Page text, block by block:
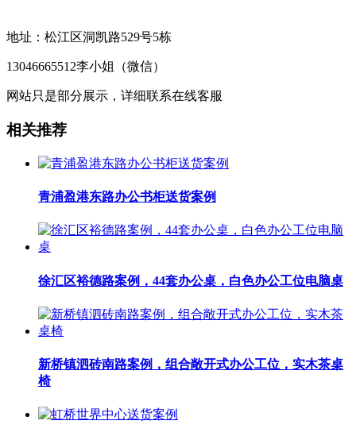
地址：松江区洞凯路529号5栋
13046665512李小姐（微信）
网站只是部分展示，详细联系在线客服
相关推荐
青浦盈港东路办公书柜送货案例
徐汇区裕德路案例，44套办公桌，白色办公工位电脑桌
新桥镇泗砖南路案例，组合敞开式办公工位，实木茶桌
椅